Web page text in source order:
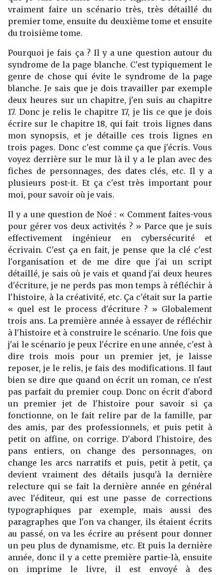
vraiment faire un scénario très, très détaillé du
premier tome, ensuite du deuxième tome et ensuite
du troisième tome.
Pourquoi je fais ça ? Il y a une question autour du
syndrome de la page blanche. C'est typiquement le
genre de chose qui évite le syndrome de la page
blanche. Je sais que je dois travailler par exemple
deux heures sur un chapitre, j'en suis au chapitre
17. Donc je relis le chapitre 17, je lis ce que je dois
écrire sur le chapitre 18, qui fait trois lignes dans
mon synopsis, et je détaille ces trois lignes en
trois pages. Donc c'est comme ça que j'écris. Vous
voyez derrière sur le mur là il y a le plan avec des
fiches de personnages, des dates clés, etc. Il y a
plusieurs post-it. Et ça c'est très important pour
moi, pour savoir où je vais.
Il y a une question de Noé : « Comment faites-vous
pour gérer vos deux activités ? » Parce que je suis
effectivement ingénieur en cybersécurité et
écrivain. C'est ça en fait, je pense que la clé c'est
l'organisation et de me dire que j'ai un script
détaillé, je sais où je vais et quand j'ai deux heures
d'écriture, je ne perds pas mon temps à réfléchir à
l'histoire, à la créativité, etc. Ça c'était sur la partie
« quel est le process d'écriture ? » Globalement
trois ans. La première année à essayer de réfléchir
à l'histoire et à construire le scénario. Une fois que
j'ai le scénario je peux l'écrire en une année, c'est à
dire trois mois pour un premier jet, je laisse
reposer, je le relis, je fais des modifications. Il faut
bien se dire que quand on écrit un roman, ce n'est
pas parfait du premier coup. Donc on écrit d'abord
un premier jet de l'histoire pour savoir si ça
fonctionne, on le fait relire par de la famille, par
des amis, par des professionnels, et puis petit à
petit on affine, on corrige. D'abord l'histoire, des
pans entiers, on change des personnages, on
change les arcs narratifs et puis, petit à petit, ça
devient vraiment des détails jusqu'à la dernière
relecture qui se fait la dernière année en général
avec l'éditeur, qui est une passe de corrections
typographiques par exemple, mais aussi des
paragraphes que l'on va changer, ils étaient écrits
au passé, on va les écrire au présent pour donner
un peu plus de dynamisme, etc. Et puis la dernière
année, donc il y a cette première partie-là, ensuite
on imprime le livre, il est envoyé à des